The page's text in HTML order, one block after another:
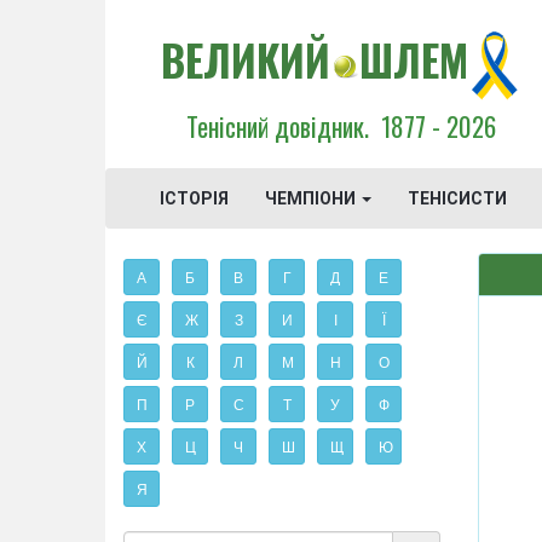
ВЕЛИКИЙ ШЛЕМ
Тенісний довідник. 1877 - 2026
ІСТОРІЯ ЧЕМПІОНИ ТЕНІСИСТИ
А Б В Г Д Е
Є Ж З И І Ї
Й К Л М Н О
П Р С Т У Ф
Х Ц Ч Ш Щ Ю
Я